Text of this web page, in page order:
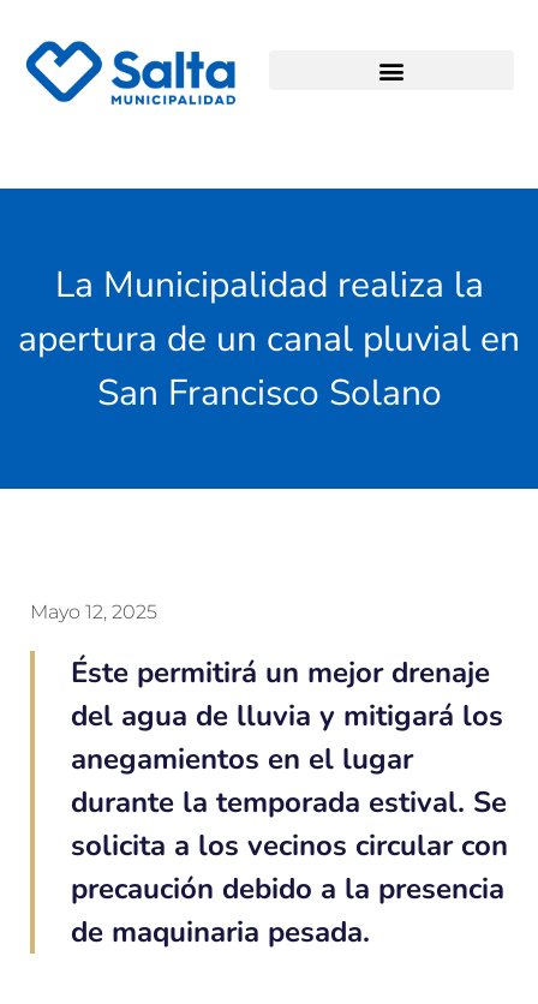
La Municipalidad realiza la
apertura de un canal pluvial en
San Francisco Solano
Mayo 12, 2025
Éste permitirá un mejor drenaje
del agua de lluvia y mitigará los
anegamientos en el lugar
durante la temporada estival. Se
solicita a los vecinos circular con
precaución debido a la presencia
de maquinaria pesada.